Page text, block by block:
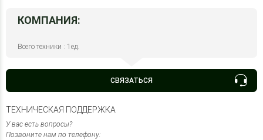
КОМПАНИЯ:
Всего техники : 1ед.
СВЯЗАТЬСЯ
ТЕХНИЧЕСКАЯ ПОДДЕРЖКА
У вас есть вопросы?
Позвоните нам по телефону: